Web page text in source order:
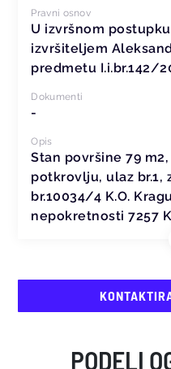
Pravni osnov
U izvršnom
izvršiteljem
predmetu I.i.br.142/
Dokumenti
-
Opis
Stan površine 79
potkrovlju, ulaz br.1,
br.10034/4 K.O.
nepokretnosti 7257
PODELI